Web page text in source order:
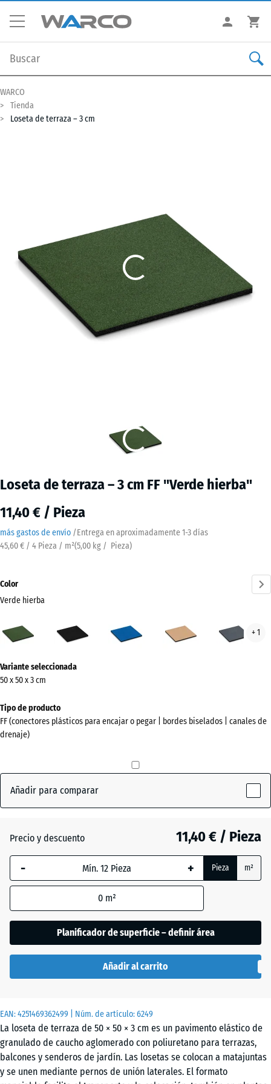
WARCO
Tienda
Loseta de terraza – 3 cm
Loseta de terraza – 3 cm FF "Verde hierba"
11,40 € / Pieza
más gastos de envío /Entrega en aproximadamente1-3 días
45,60 € / 4 Pieza / m²(5,00 kg / Pieza)
EAN:4251469362499 | Núm. de artículo:6249
La loseta de terraza de 50 × 50 × 3 cm es un pavimento elástico de
granulado de caucho aglomerado con poliuretano para terrazas,
balcones y senderos de jardín. Las losetas se colocan a matajuntas
y se unen mediante pernos de unión laterales. El formato
Color
Verde hierba
hierba
arena
+ 1
información
sobre
los
colores?
Mostrar
Verde
Antracita - 1,00 €
Azul
+ 1,80 €
+ 2,10 €
Gris
pizarra
+ 1,80 €
Variante seleccionada
50 x 50 x 3 cm
Tipo de producto
FF (conectores plásticos para encajar o pegar | bordes biselados | canales de
drenaje)
Añadir para comparar
Precio y descuento 11,40 € / Pieza
- + Pieza m²
0 m²
Planificador de superficie – definir área
Añadir al carrito